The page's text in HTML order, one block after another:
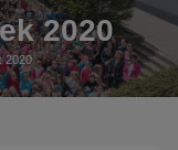
2020
2020